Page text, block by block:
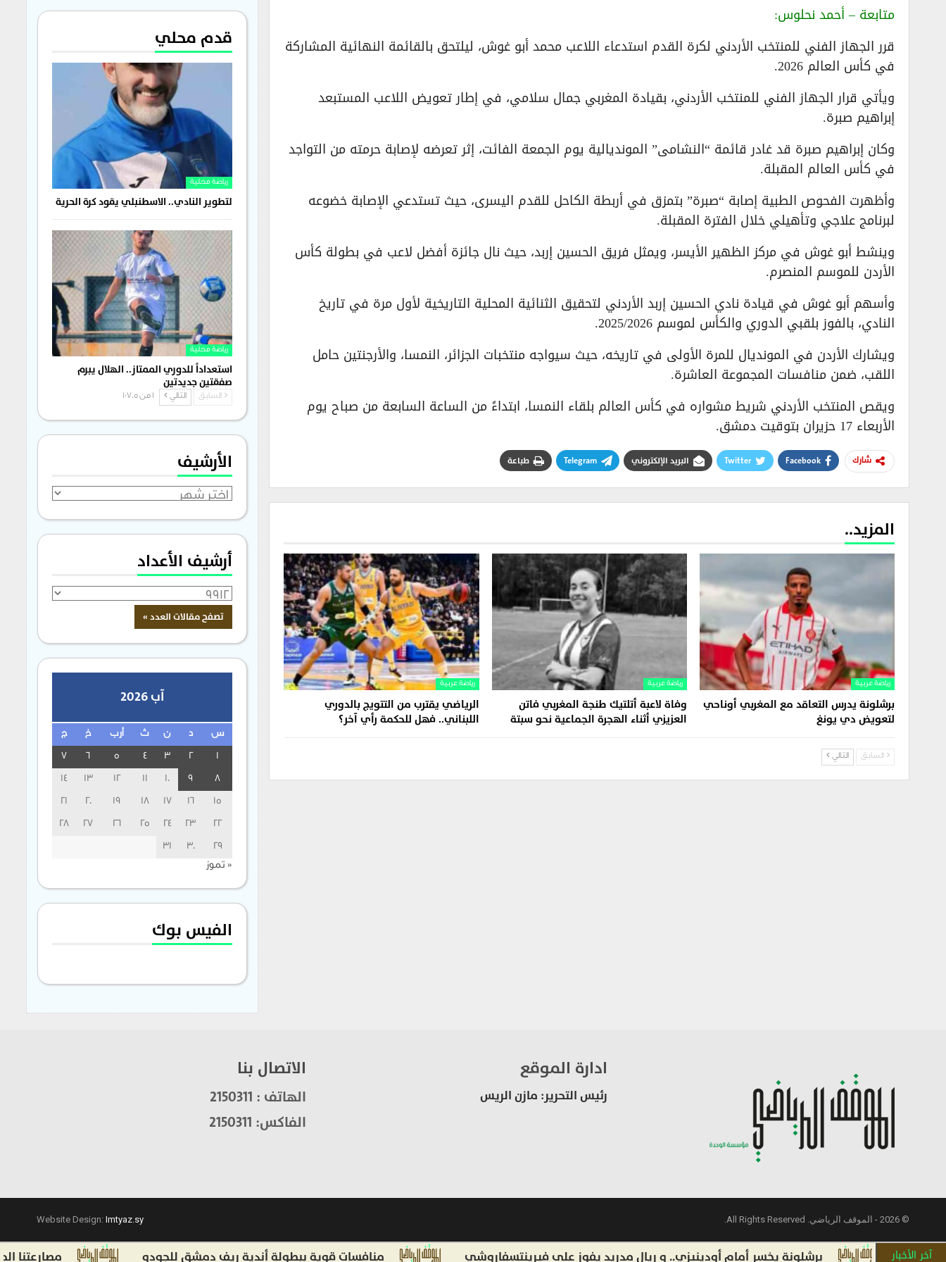
متابعة – أحمد نحلوس:
قرر الجهاز الفني للمنتخب الأردني لكرة القدم استدعاء اللاعب محمد أبو غوش، ليلتحق بالقائمة النهائية المشاركة
في كأس العالم 2026.
ويأتي قرار الجهاز الفني للمنتخب الأردني، بقيادة المغربي جمال سلامي، في إطار تعويض اللاعب المستبعد
إبراهيم صبرة.
وكان إبراهيم صبرة قد غادر قائمة “النشامى” المونديالية يوم الجمعة الفائت، إثر تعرضه لإصابة حرمته من التواجد
في كأس العالم المقبلة.
وأظهرت الفحوص الطبية إصابة “صبرة” بتمزق في أربطة الكاحل للقدم اليسرى، حيث تستدعي الإصابة خضوعه
لبرنامج علاجي وتأهيلي خلال الفترة المقبلة.
وينشط أبو غوش في مركز الظهير الأيسر، ويمثل فريق الحسين إربد، حيث نال جائزة أفضل لاعب في بطولة كأس
الأردن للموسم المنصرم.
وأسهم أبو غوش في قيادة نادي الحسين إربد الأردني لتحقيق الثنائية المحلية التاريخية لأول مرة في تاريخ
النادي، بالفوز بلقبي الدوري والكأس لموسم 2025/2026.
ويشارك الأردن في المونديال للمرة الأولى في تاريخه، حيث سيواجه منتخبات الجزائر، النمسا، والأرجنتين حامل
اللقب، ضمن منافسات المجموعة العاشرة.
ويقص المنتخب الأردني شريط مشواره في كأس العالم بلقاء النمسا، ابتداءً من الساعة السابعة من صباح يوم
الأربعاء 17 حزيران بتوقيت دمشق.
شارك Facebook
Twitter البريد الإلكتروني Telegram طباعة
المزيد..
رياضة عربية
برشلونة يدرس التعاقد مع المغربي أوناحي
لتعويض دي يونغ
رياضة عربية
وفاة لاعبة أتلتيك طنجة المغربي فاتن
العزيزي أثناء الهجرة الجماعية نحو سبتة
رياضة عربية
الرياضي يقترب من التتويج بالدوري
اللبناني.. فهل للحكمة رأي آخر؟
السابق التالي
قدم محلي
رياضة محلية
لتطوير النادي.. الاسطنبلي يقود كرة الحرية
رياضة محلية
استعداداً للدوري الممتاز.. الهلال يبرم
صفقتين جديدتين
السابق التالي 1 من 1٬705
الأرشيف
الأرشيف
أرشيف الأعداد
آب 2026
س د ن ث أرب خ ج
1
2
3
4
5
6
7
8
9
10
11
12
13
14
15
16
17
18
19
20
21
22
23
24
25
26
27
28
29
30
31
« تموز
الفيس بوك
ادارة الموقع
رئيس التحرير: مازن الريس
الاتصال بنا
الهاتف : 2150311
الفاكس: 2150311
© 2026 - الموقف الرياضي. All Rights Reserved. Website Design: Imtyaz.sy
آخر الأخبار برشلونة يخسر أمام أودينيزي.. و ريال مدريد يفوز على فيرينتسفاروشي منافسات قوية ببطولة أندية ريف دمشق للجودو مصارعتنا الحرة